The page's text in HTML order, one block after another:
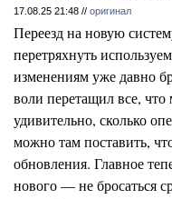
17.08.25 21:48 // оригинал
Переезд на новую
перетряхнуть
изменениям уже давно
воли перетащил все,
удивительно, сколько
можно там поставить,
обновления. Главное
нового — не бросаться